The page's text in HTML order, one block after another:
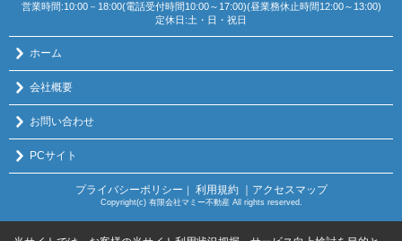
営業時間:10:00－18:00(電話受付時間10:00～17:00)(昼業務休止時間12:00～13:00)
定休日:土・日・祝日
ホーム
会社概要
お問い合わせ
PCサイト
プライバシーポリシー 利用規約 ｜アクセスマップ
Copyright(c) 有限会社マミー不動産 All rights reserved.